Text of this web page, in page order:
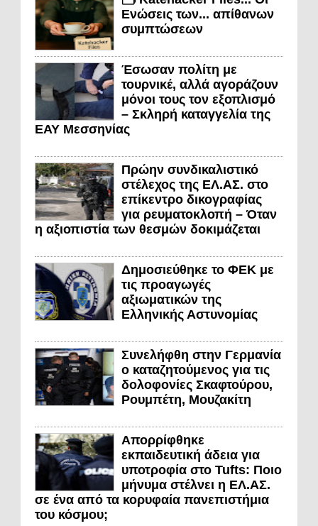
Ενώσεις των... απίθανων
συμπτώσεων
Έσωσαν πολίτη με
τουρνικέ, αλλά αγοράζουν
μόνοι τους τον εξοπλισμό
– Σκληρή καταγγελία της
ΕΑΥ Μεσσηνίας
Πρώην συνδικαλιστικό
στέλεχος της ΕΛ.ΑΣ. στο
επίκεντρο δικογραφίας
για ρευματοκλοπή – Όταν
η αξιοπιστία των θεσμών δοκιμάζεται
Δημοσιεύθηκε το ΦΕΚ με
τις προαγωγές
αξιωματικών της
Ελληνικής Αστυνομίας
Συνελήφθη στην Γερμανία
ο καταζητούμενος για τις
δολοφονίες Σκαφτούρου,
Ρουμπέτη, Μουζακίτη
Απορρίφθηκε
εκπαιδευτική άδεια για
υποτροφία στο Tufts: Ποιο
μήνυμα στέλνει η ΕΛ.ΑΣ.
σε ένα από τα κορυφαία πανεπιστήμια
του κόσμου;